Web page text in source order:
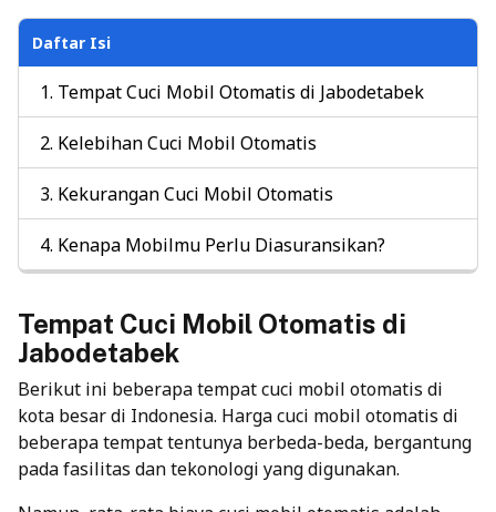
Daftar Isi
Tempat Cuci Mobil Otomatis di Jabodetabek
Kelebihan Cuci Mobil Otomatis
Kekurangan Cuci Mobil Otomatis
Kenapa Mobilmu Perlu Diasuransikan?
Tempat Cuci Mobil Otomatis di
Jabodetabek
Berikut ini beberapa tempat cuci mobil otomatis di
kota besar di Indonesia. Harga cuci mobil otomatis di
beberapa tempat tentunya berbeda-beda, bergantung
pada fasilitas dan tekonologi yang digunakan.